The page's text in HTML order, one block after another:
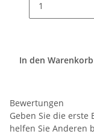
In den Warenkorb
Bewertungen
Geben Sie die
helfen Sie Anderen